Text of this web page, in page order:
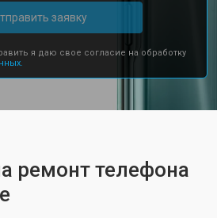
заявку
я даю свое согласие на обработку
ремонт телефона